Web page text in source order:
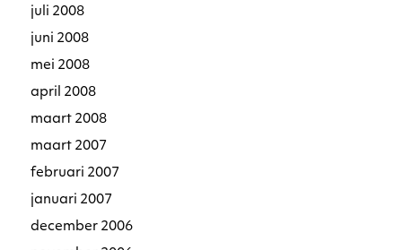
juli 2008
juni 2008
mei 2008
april 2008
maart 2008
maart 2007
februari 2007
januari 2007
december 2006